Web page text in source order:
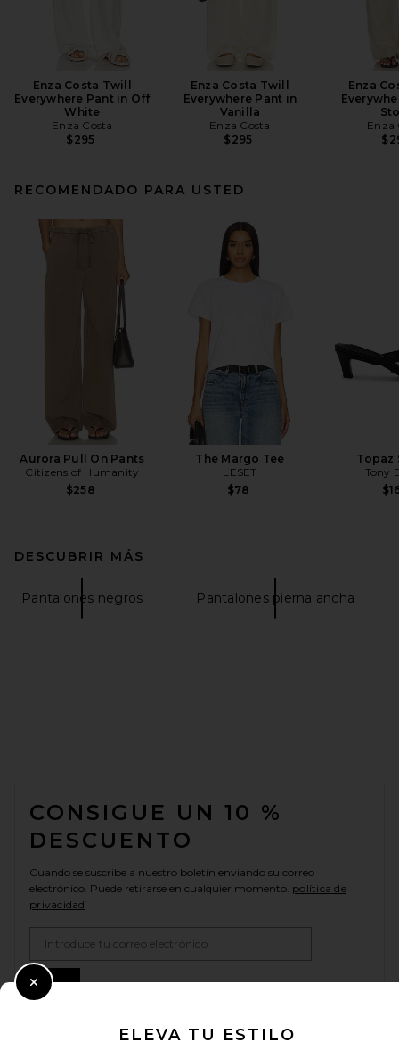
Enza Costa Twill
Everywhere Pant in Off
White
Enza Costa
$295
Enza Costa Twill
Everywhere Pant in
Vanilla
Enza Costa
$295
Enza
Enza
RECOMENDADO PARA USTED
Aurora Pull On Pants
Citizens of Humanity
$258
The Margo Tee
LESET
$78
Topaz
Tony
DESCUBRIR MÁS
Pantalones negros Pantalones pierna ancha
CONSIGUE UN 10 %
DESCUENTO
Cuando se suscribe a nuestro boletín enviando su correo
electrónico. Puede retirarse en cualquier momento. política de
privacidad
Sign Up
ELEVA TU ESTILO
Close Modal